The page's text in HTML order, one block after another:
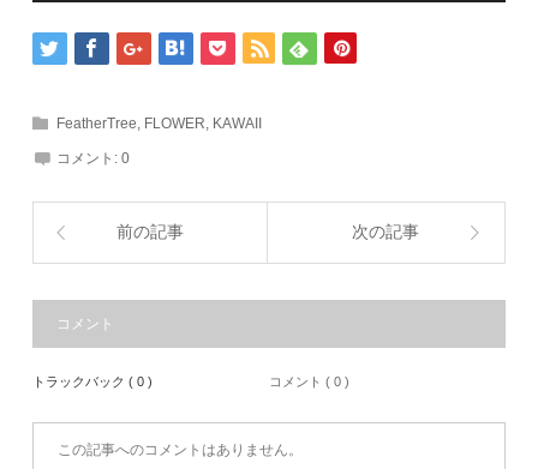
FeatherTree FLOWER KAWAII
コメント:0
前の記事 次の記事
コメント
トラックバック ( 0 ) コメント ( 0 )
この記事へのコメントはありません。